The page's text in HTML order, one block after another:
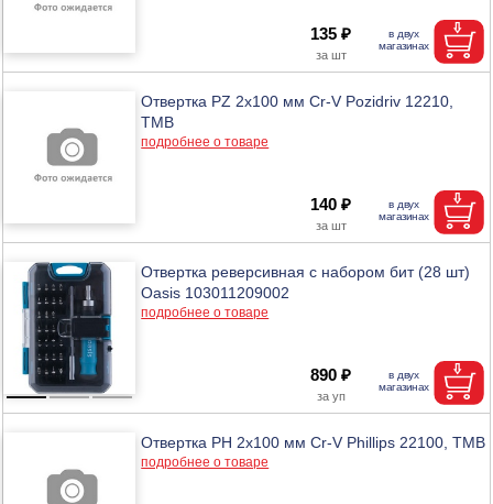
135 ₽
Отвертка PZ 2х100 мм Cr-V Pozidriv 12210,
ТМВ
подробнее о товаре
140 ₽
Отвертка реверсивная с набором бит (28 шт)
Oasis 103011209002
подробнее о товаре
890 ₽
Отвертка PH 2х100 мм Cr-V Phillips 22100, ТМВ
подробнее о товаре